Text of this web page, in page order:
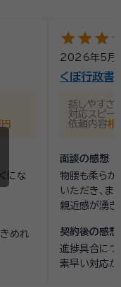
にな
めれ
starstarstar
2026年5月
くぼ行政書
話しやすさ
対応スピー
依頼内容相
面談の感想
物腰も柔らか
いただき、ま
親近感が湧き
契約後の感想
進捗具合に
素早い対応が